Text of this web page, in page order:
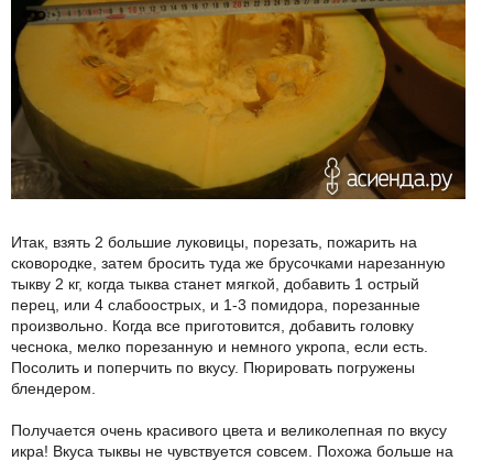
Итак, взять 2 большие луковицы, порезать, пожарить на
сковородке, затем бросить туда же брусочками нарезанную
тыкву 2 кг, когда тыква станет мягкой, добавить 1 острый
перец, или 4 слабоострых, и 1-3 помидора, порезанные
произвольно. Когда все приготовится, добавить головку
чеснока, мелко порезанную и немного укропа, если есть.
Посолить и поперчить по вкусу. Пюрировать погружены
блендером.
Получается очень красивого цвета и великолепная по вкусу
икра! Вкуса тыквы не чувствуется совсем. Похожа больше на